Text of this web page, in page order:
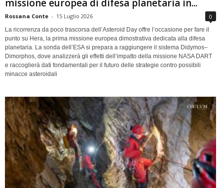
missione europea di difesa planetaria in...
Rossana Conte - 15 Luglio 2026 0
La ricorrenza da poco trascorsa dell’Asteroid Day offre l’occasione per fare il
punto su Hera, la prima missione europea dimostrativa dedicata alla difesa
planetaria. La sonda dell’ESA si prepara a raggiungere il sistema Didymos–
Dimorphos, dove analizzerà gli effetti dell’impatto della missione NASA DART
e raccoglierà dati fondamentali per il futuro delle strategie contro possibili
minacce asteroidali